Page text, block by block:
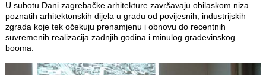
U subotu Dani zagrebačke arhitekture završavaju obilaskom niza
poznatih arhitektonskih dijela u gradu od povijesnih, industrijskih
zgrada koje tek očekuju prenamjenu i obnovu do recentnih
suvremenih realizacija zadnjih godina i minulog građevinskog
booma.